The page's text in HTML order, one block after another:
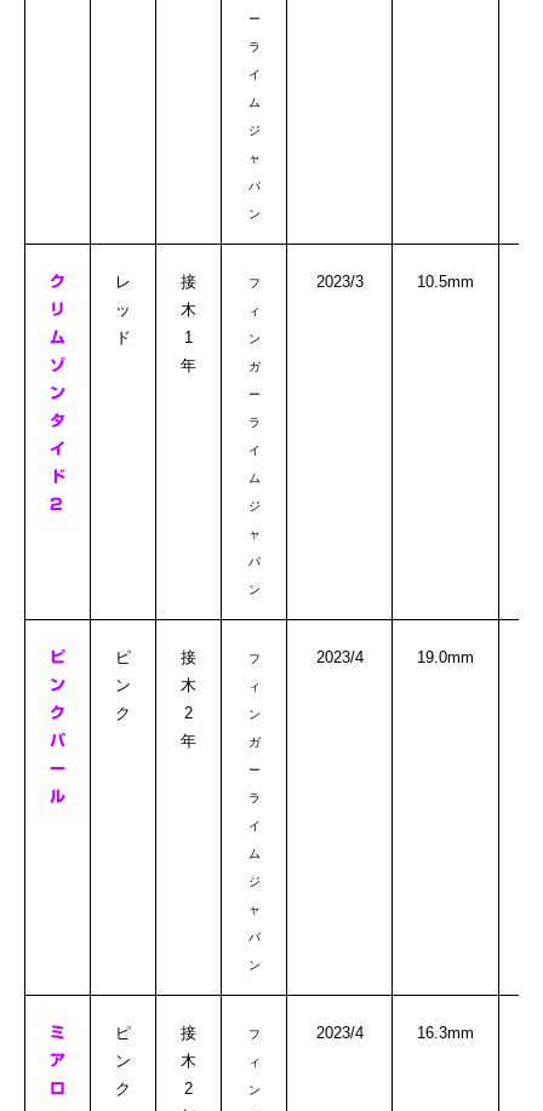
ー
ラ
イ
ム
ジ
ャ
パ
ン
ク
リ
ム
ゾ
ン
タ
イ
ド
2
レ
ッ
ド
接
木
1
年
フ
ィ
ン
ガ
ー
ラ
イ
ム
ジ
ャ
パ
ン
2023/3 10.5mm
ピ
ン
ク
パ
ー
ル
ピ
ン
ク
接
木
2
年
フ
ィ
ン
ガ
ー
ラ
イ
ム
ジ
ャ
パ
ン
2023/4 19.0mm
ミ
ア
ロ
ピ
ン
ク
接
木
2
フ
ィ
ン
2023/4 16.3mm